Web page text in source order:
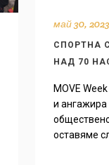
май 30, 2023
СПОРТНА
НАД 70
MOVE
и
оставяме